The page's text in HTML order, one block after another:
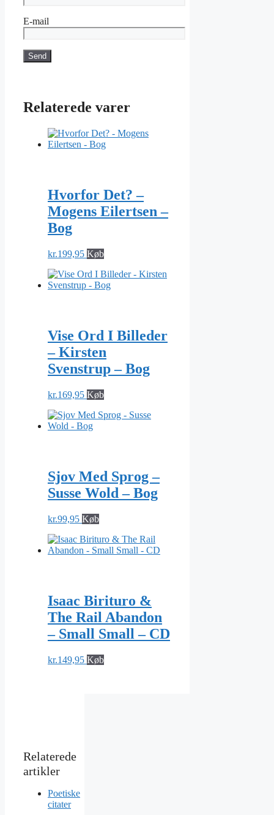
E-mail
Relaterede varer
Hvorfor Det? –
Mogens Eilertsen –
Bog
kr.199,95 Køb
Vise Ord I Billeder
– Kirsten
Svenstrup – Bog
kr.169,95 Køb
Sjov Med Sprog –
Susse Wold – Bog
kr.99,95 Køb
Isaac Birituro &
The Rail Abandon
– Small Small – CD
kr.149,95 Køb
Poetiske
citater